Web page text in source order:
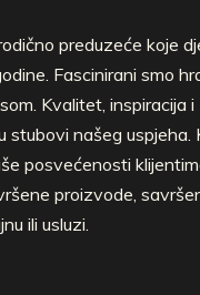
preduzeće koje
Fascinirani smo
Kvalitet, inspiracija i
stubovi našeg uspjeha.
posvećenosti
proizvode,
ili usluzi.